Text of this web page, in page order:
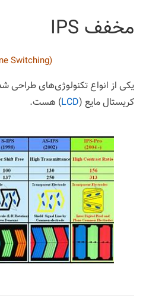
مخفف IPS
Switching)
یکی از انواع تکنولوژی‌های
کریستال مایع (LCD) هست.